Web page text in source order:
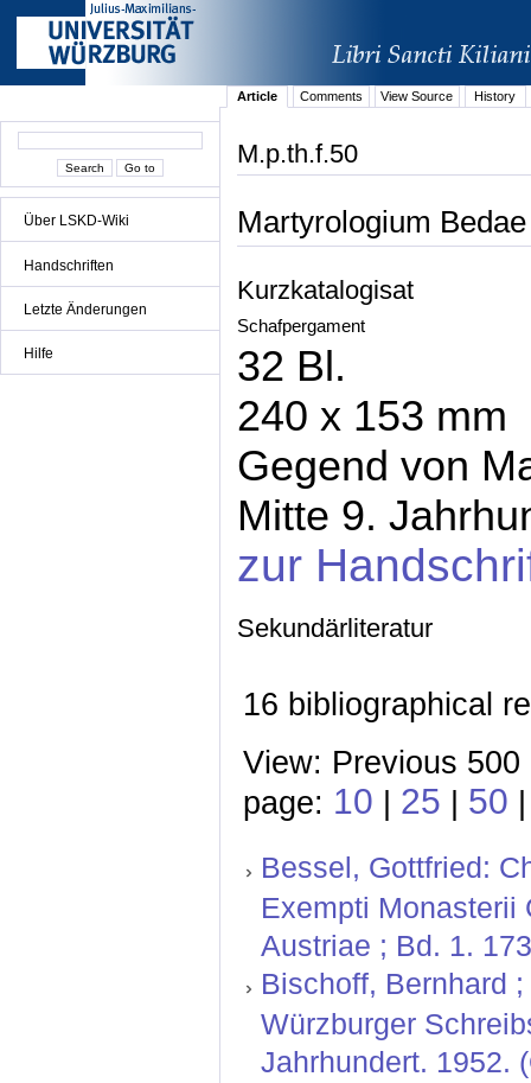
Über LSKD-Wiki
Handschriften
Letzte Änderungen
Hilfe
Article Comments View Source History
M.p.th.f.50
Martyrologium Bedae
Kurzkatalogisat
Schafpergament
32 Bl.
240 x 153 mm
Gegend von
Mitte 9.
zur
Sekundärliteratur
16 bibliographical
View: Previous
page: 10 | 25 | 50
Bessel, Gottfried:
Exempti Monasterii
Austriae ; Bd. 1.
Bischoff, Bernhard
Würzburger
Jahrhundert. 1952.